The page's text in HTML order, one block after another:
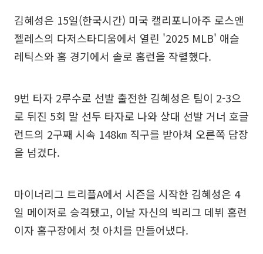
김혜성은 15일(한국시간) 미국 캘리포니아주 로스앤
젤레스의 다저스타디움에서 열린 '2025 MLB' 애슬
레틱스와 홈 경기에서 솔로 홈런을 작렬했다.
9번 타자 2루수로 선발 출전한 김혜성은 팀이 2-3으
로 뒤진 5회 말 선두 타자로 나와 상대 선발 거너 호글
런드의 2구째 시속 148㎞ 직구를 받아쳐 오른쪽 담장
을 넘겼다.
마이너리그 트리플A에서 시즌을 시작한 김혜성은 4
일 메이저로 승격됐고, 이날 자신의 빅리그 데뷔 홈런
이자 홈구장에서 첫 아치를 만들어냈다.